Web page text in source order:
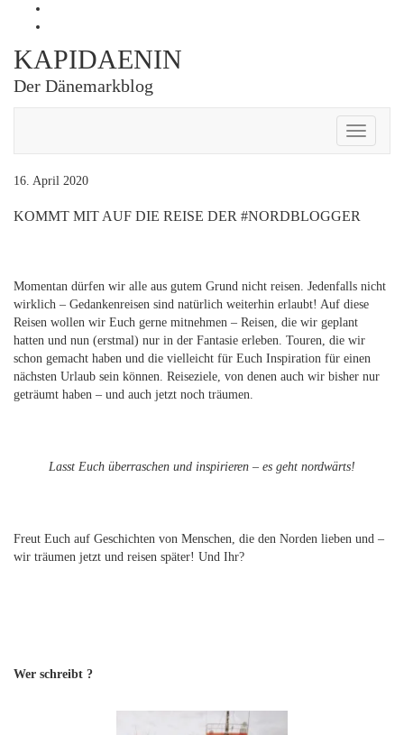
auf
Facebook
kapidaenin
auf
KAPIDAENIN
Der Dänemarkblog
Toggle
16. April 2020
KOMMT MIT AUF DIE REISE DER #NORDBLOGGER
Momentan dürfen wir alle aus gutem Grund nicht reisen. Jedenfalls nicht
wirklich – Gedankenreisen sind natürlich weiterhin erlaubt! Auf diese
Reisen wollen wir Euch gerne mitnehmen – Reisen, die wir geplant
hatten und nun (erstmal) nur in der Fantasie erleben. Touren, die wir
schon gemacht haben und die vielleicht für Euch Inspiration für einen
nächsten Urlaub sein können. Reiseziele, von denen auch wir bisher nur
geträumt haben – und auch jetzt noch träumen.
Lasst Euch überraschen und inspirieren – es geht nordwärts!
Freut Euch auf Geschichten von Menschen, die den Norden lieben und –
wir träumen jetzt und reisen später! Und Ihr?
Wer schreibt ?